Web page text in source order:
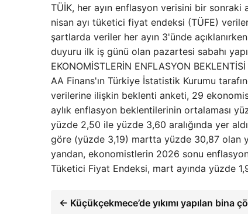
TÜİK, her ayın enflasyon verisini bir sonraki
nisan ayı tüketici fiyat endeksi (TÜFE)
şartlarda veriler her ayın 3'ünde
duyuru ilk iş günü olan pazartesi sabahı
EKONOMİSTLERİN ENFLASYON
AA Finans'ın Türkiye İstatistik Kurumu
verilerine ilişkin beklenti anketi, 29
aylık enflasyon beklentilerinin ortalaması
yüzde 2,50 ile yüzde 3,60 aralığında yer
göre (yüzde 3,19) martta yüzde 30,87 olan
yandan, ekonomistlerin 2026 sonu
Tüketici Fiyat Endeksi, mart ayında yüzde
← Küçükçekmece’de yıkımı yapılan bina